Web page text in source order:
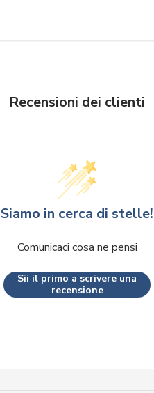
Recensioni dei clienti
Siamo in cerca di stelle!
Comunicaci cosa ne pensi
Sii il primo a scrivere una
recensione